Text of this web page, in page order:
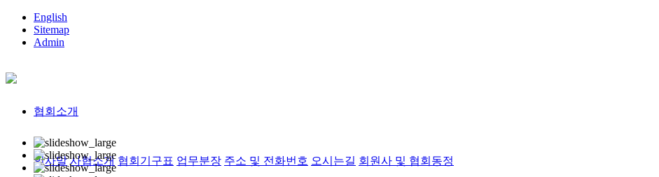
English
Sitemap
Admin
협회소개
인사말 사협소개 협회기구표 업무분장 주소 및 전화번호 오시는길 회원사 및 협회동정